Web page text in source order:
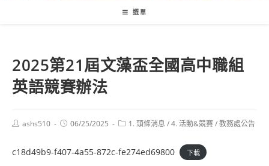
選單
2025第21屆文藻盃全國高中職組
英語競賽辦法
Postashs510
Post06/25/2025
Post1. 頭條消息 /4. 活動&競賽/教務處公告
c18d49b9-f407-4a55-872c-fe274ed69800 下載